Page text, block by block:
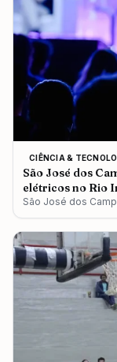
CIÊNCIA &
São José dos
elétricos no Rio
São José dos